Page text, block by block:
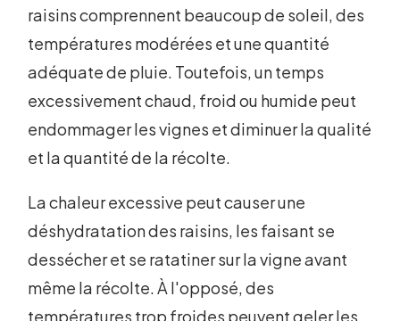
raisins comprennent beaucoup de soleil, des
températures modérées et une quantité
adéquate de pluie. Toutefois, un temps
excessivement chaud, froid ou humide peut
endommager les vignes et diminuer la qualité
et la quantité de la récolte.
La chaleur excessive peut causer une
déshydratation des raisins, les faisant se
dessécher et se ratatiner sur la vigne avant
même la récolte. À l'opposé, des
températures trop froides peuvent geler les